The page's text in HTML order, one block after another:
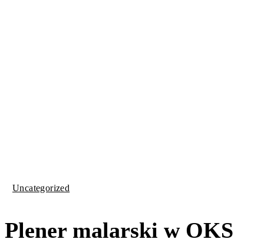
Uncategorized
Plener malarski w OKS